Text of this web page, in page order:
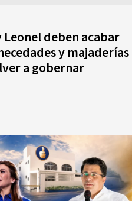
Leonel deben acabar
y majaderías
a gobernar